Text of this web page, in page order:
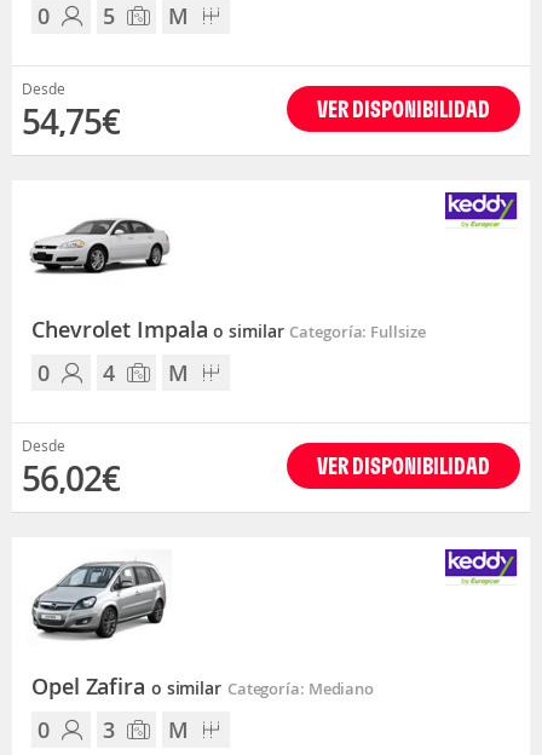
0 5 M
Desde
54,75€ VER DISPONIBILIDAD
Chevrolet Impalao similar Categoría: Fullsize
0 4 M
Desde
56,02€ VER DISPONIBILIDAD
Opel Zafira o similar Categoría: Mediano
0 3 M